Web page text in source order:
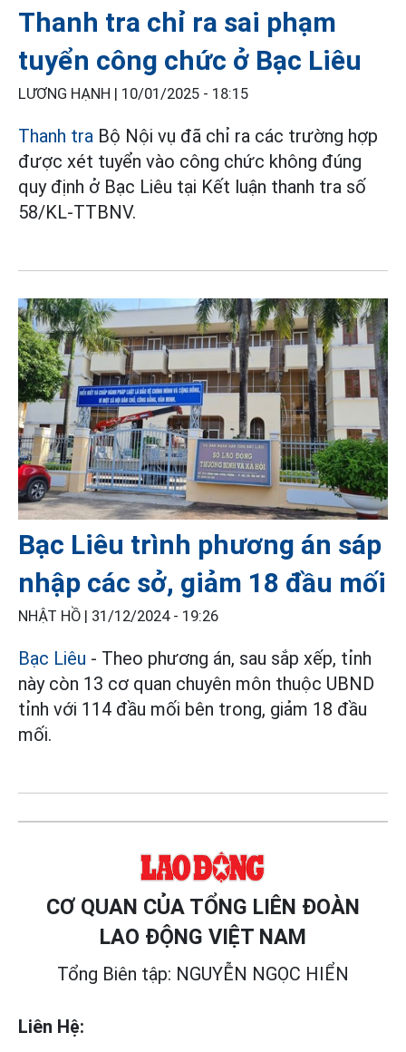
Thanh tra chỉ ra sai phạm
tuyển công chức ở Bạc Liêu
LƯƠNG HẠNH | 10/01/2025 - 18:15
Thanh tra Bộ Nội vụ đã chỉ ra các trường hợp
được xét tuyển vào công chức không đúng
quy định ở Bạc Liêu tại Kết luận thanh tra số
58/KL-TTBNV.
Bạc Liêu trình phương án sáp
nhập các sở, giảm 18 đầu mối
NHẬT HỒ | 31/12/2024 - 19:26
Bạc Liêu - Theo phương án, sau sắp xếp, tỉnh
này còn 13 cơ quan chuyên môn thuộc UBND
tỉnh với 114 đầu mối bên trong, giảm 18 đầu
mối.
CƠ QUAN CỦA TỔNG LIÊN ĐOÀN
LAO ĐỘNG VIỆT NAM
Tổng Biên tập: NGUYỄN NGỌC HIỂN
Liên Hệ: